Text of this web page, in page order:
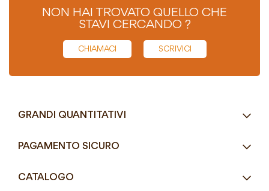
NON HAI TROVATO QUELLO CHE
STAVI CERCANDO ?
CHIAMACI SCRIVICI
GRANDI QUANTITATIVI
RICHIEDI UN PREVENTIVO
PAGAMENTO SICURO
CATALOGO